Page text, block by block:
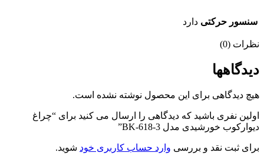
سنسور حرکتی دارد
نظرات (0)
دیدگاهها
هیچ دیدگاهی برای این محصول نوشته نشده است.
اولین نفری باشید که دیدگاهی را ارسال می کنید برای “چراغ
دیوارکوب خورشیدی مدل BK-618-3”
برای ثبت نقد و بررسی وارد حساب کاربری خود شوید.